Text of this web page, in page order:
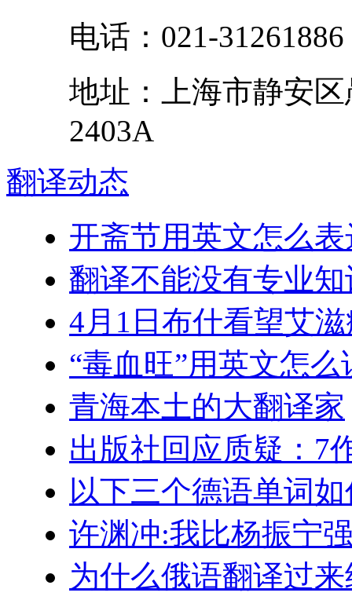
电话： 021-31261886
地址：
上海市静安区
2403A
翻译动态
开斋节用英文怎么表
翻译不能没有专业知
4月1日布什看望艾
“毒血旺”用英文怎么
青海本土的大翻译家
出版社回应质疑：7
以下三个德语单词
许渊冲:我比杨振宁
为什么俄语翻译过